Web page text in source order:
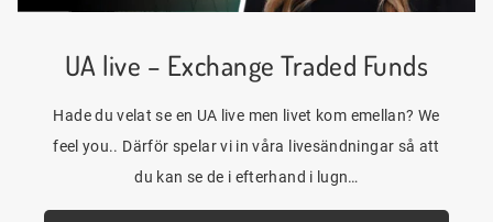
UA live – Exchange Traded Funds
Hade du velat se en UA live men livet kom emellan? We
feel you.. Därför spelar vi in våra livesändningar så att
du kan se de i efterhand i lugn…